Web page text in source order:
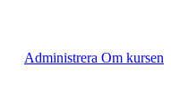
Administrera Om kursen